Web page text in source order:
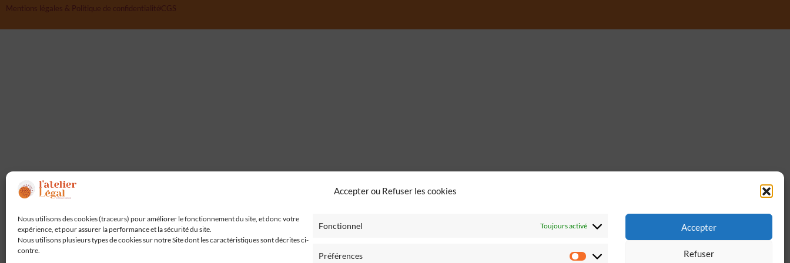
Accepter ou Refuser les cookies
Nous utilisons des cookies (traceurs) pour améliorer le fonctionnement du site, et donc votre
expérience, et pour assurer la performance et la sécurité du site.
Nous utilisons plusieurs types de cookies sur notre Site dont les caractéristiques sont décrites ci-
contre.
Fonctionnel Toujours activé
Préférences
Accepter
Refuser
Mentions légales & Politique de confidentialitéCGS